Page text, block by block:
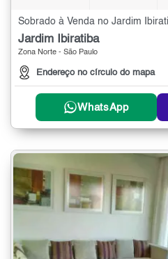
Sobrado à Venda no Jardim
Jardim Ibiratiba
Zona Norte - São Paulo
Endereço no círculo do mapa
WhatsApp